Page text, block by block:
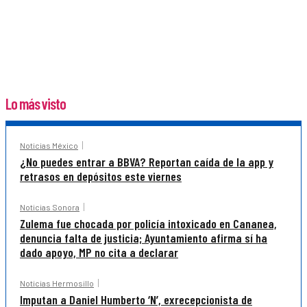
Lo más visto
Noticias México
¿No puedes entrar a BBVA? Reportan caída de la app y
retrasos en depósitos este viernes
Noticias Sonora
Zulema fue chocada por policía intoxicado en Cananea,
denuncia falta de justicia; Ayuntamiento afirma sí ha
dado apoyo, MP no cita a declarar
Noticias Hermosillo
Imputan a Daniel Humberto ‘N’, exrecepcionista de